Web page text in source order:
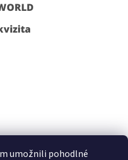
umožnili pohodlné